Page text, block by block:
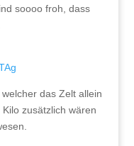
soooo froh, dass
das Zelt allein
zusätzlich wären